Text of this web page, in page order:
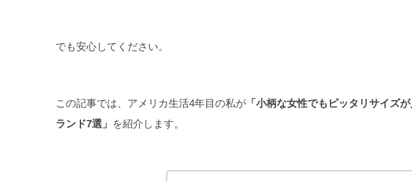
でも安心してください。
この記事では、アメリカ生活4年目の私が 「小柄な女性でもピッタリサイズ
ランド7選」 を紹介します。